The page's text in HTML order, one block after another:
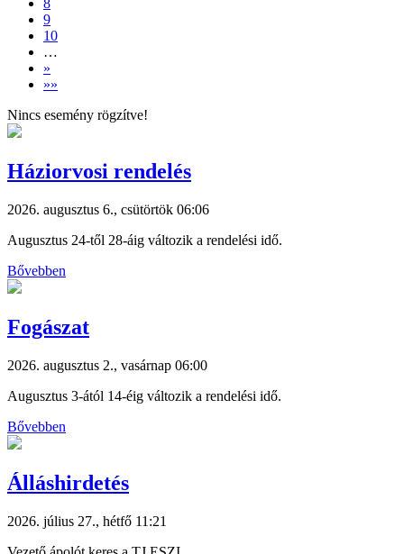
8
9
10
…
»
»»
Nincs esemény rögzítve!
Háziorvosi rendelés
2026. augusztus 6., csütörtök 06:06
Augusztus 24-től 28-áig változik a rendelési idő.
Bővebben
Fogászat
2026. augusztus 2., vasárnap 06:00
Augusztus 3-ától 14-éig változik a rendelési idő.
Bővebben
Álláshirdetés
2026. július 27., hétfő 11:21